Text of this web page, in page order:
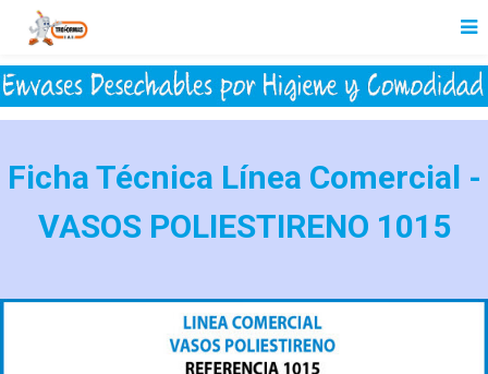
Ficha Técnica Línea Comercial -
VASOS POLIESTIRENO 1015